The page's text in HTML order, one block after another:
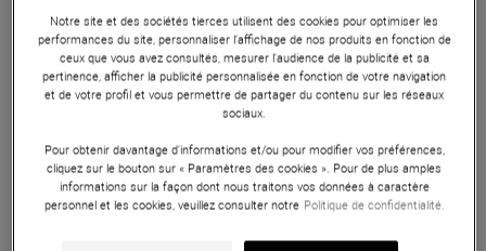
La Yamaha DXR12mkII est une enceinte de sonorisation 2
voies compacte, bi-amplifiée, équipée d'un ampli de Classe
D délivrant une puissance continue de 700W (LF : 600W +
HF : 100W), pour un niveau de pression acoustique
impressionnant de 134dB ! Si vous êtes à la recherche d'un
système de sonorisation performant, Univers Sons vous
recommande les Yamaha DXR12mkII pour leur qualité et
leur puissance sans compromis.
Notre site et des sociétés tierces utilisent des cookies pour optimiser les
performances du site, personnaliser l’affichage de nos produits en fonction de
ceux que vous avez consultés, mesurer l'audience de la publicité et sa
pertinence, afficher la publicité personnalisée en fonction de votre navigation
et de votre profil et vous permettre de partager du contenu sur les réseaux
sociaux.
Pour obtenir davantage d'informations et/ou pour modifier vos préférences,
cliquez sur le bouton sur « Paramètres des cookies ». Pour de plus amples
informations sur la façon dont nous traitons vos données à caractère
personnel et les cookies, veuillez consulter notre Politique de confidentialité.